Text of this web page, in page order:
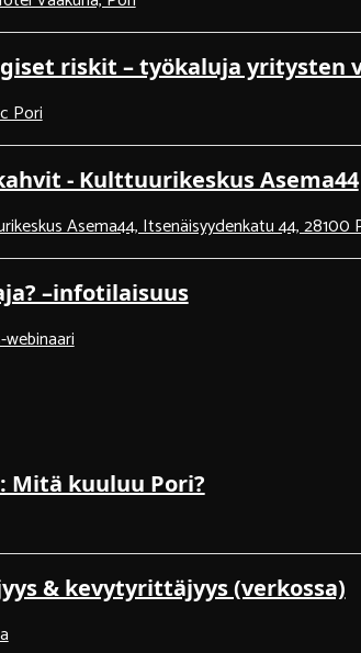
riskit – työkaluja yritysten
Pori
- Kulttuurikeskus Asema44
Asema44, Itsenäisyydenkatu 44, 28100
–infotilaisuus
Mitä kuuluu Pori?
& kevytyrittäjyys (verkossa)